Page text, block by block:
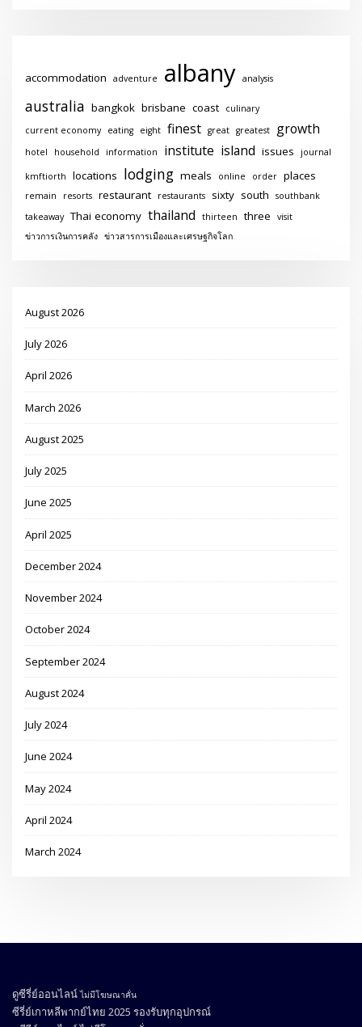
accommodation adventure albany analysis
australia bangkok brisbane coast
culinary
current economy
eating eight finest great greatest growth
hotel household information institute island issues journal
kmftiorth locations lodging meals online order places
remain resorts restaurant restaurants sixty south
southbank
takeaway Thai economy thailand thirteen three
visit
ข่าวการเงินการคลัง ข่าวสารการเมืองและเศรษฐกิจโลก
August 2026
July 2026
April 2026
March 2026
August 2025
July 2025
June 2025
April 2025
December 2024
November 2024
October 2024
September 2024
August 2024
July 2024
June 2024
May 2024
April 2024
March 2024
ดูซีรี่ย์ออนไลน์ ไม่มีโฆษณาคั่น
ซีรี่ย์เกาหลีพากย์ไทย 2025 รองรับทุกอุปกรณ์